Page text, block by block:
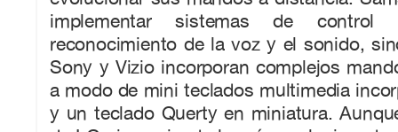
implementar sistemas de
reconocimiento de la voz y el sonido,
Sony y Vizio incorporan complejos
a modo de mini teclados multimedia
y un teclado Querty en miniatura.